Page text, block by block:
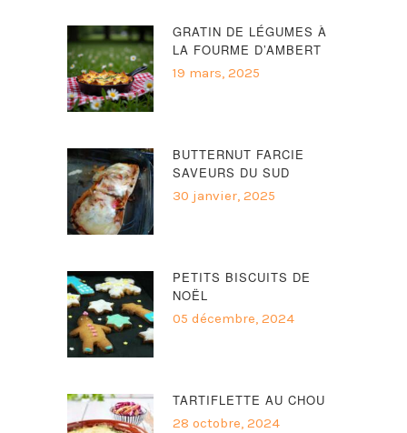
GRATIN DE LÉGUMES À
LA FOURME D’AMBERT
19 mars, 2025
BUTTERNUT FARCIE
SAVEURS DU SUD
30 janvier, 2025
PETITS BISCUITS DE
NOËL
05 décembre, 2024
TARTIFLETTE AU CHOU
28 octobre, 2024